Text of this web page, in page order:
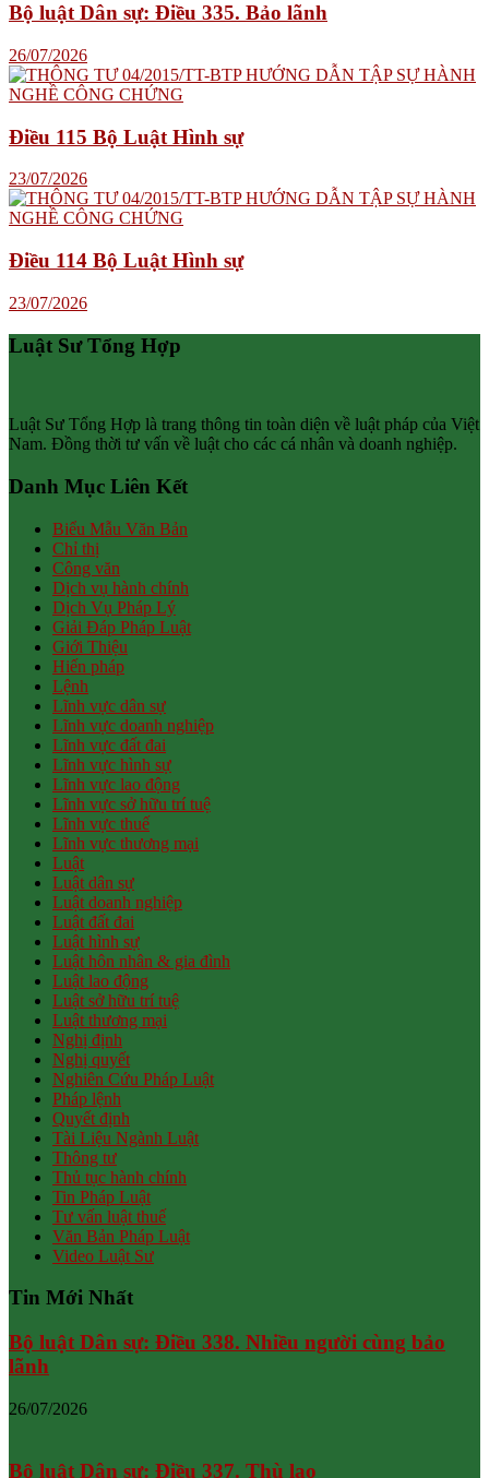
Bộ luật Dân sự: Điều 335. Bảo lãnh
26/07/2026
Điều 115 Bộ Luật Hình sự
23/07/2026
Điều 114 Bộ Luật Hình sự
23/07/2026
Luật Sư Tổng Hợp
Luật Sư Tổng Hợp là trang thông tin toàn diện về luật pháp của Việt
Nam. Đồng thời tư vấn về luật cho các cá nhân và doanh nghiệp.
Danh Mục Liên Kết
Biểu Mẫu Văn Bản
Chỉ thị
Công văn
Dịch vụ hành chính
Dịch Vụ Pháp Lý
Giải Đáp Pháp Luật
Giới Thiệu
Hiến pháp
Lệnh
Lĩnh vực dân sự
Lĩnh vực doanh nghiệp
Lĩnh vực đất đai
Lĩnh vực hình sự
Lĩnh vực lao động
Lĩnh vực sở hữu trí tuệ
Lĩnh vực thuế
Lĩnh vực thương mại
Luật
Luật dân sự
Luật doanh nghiệp
Luật đất đai
Luật hình sự
Luật hôn nhân & gia đình
Luật lao động
Luật sở hữu trí tuệ
Luật thương mại
Nghị định
Nghị quyết
Nghiên Cứu Pháp Luật
Pháp lệnh
Quyết định
Tài Liệu Ngành Luật
Thông tư
Thủ tục hành chính
Tin Pháp Luật
Tư vấn luật thuế
Văn Bản Pháp Luật
Video Luật Sư
Tin Mới Nhất
Bộ luật Dân sự: Điều 338. Nhiều người cùng bảo
lãnh
26/07/2026
Bộ luật Dân sự: Điều 337. Thù lao